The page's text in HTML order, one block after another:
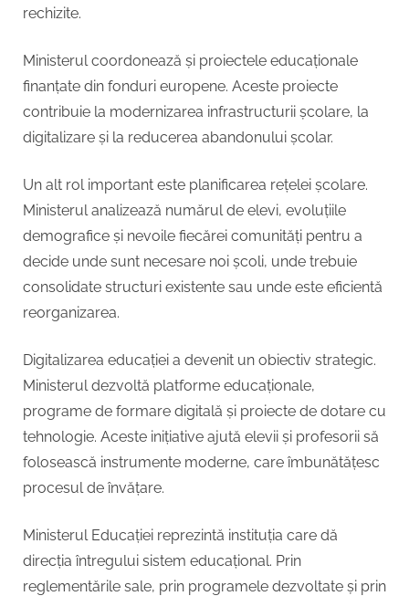
rechizite.
Ministerul coordonează și proiectele educaționale
finanțate din fonduri europene. Aceste proiecte
contribuie la modernizarea infrastructurii școlare, la
digitalizare și la reducerea abandonului școlar.
Un alt rol important este planificarea rețelei școlare.
Ministerul analizează numărul de elevi, evoluțiile
demografice și nevoile fiecărei comunități pentru a
decide unde sunt necesare noi școli, unde trebuie
consolidate structuri existente sau unde este eficientă
reorganizarea.
Digitalizarea educației a devenit un obiectiv strategic.
Ministerul dezvoltă platforme educaționale,
programe de formare digitală și proiecte de dotare cu
tehnologie. Aceste inițiative ajută elevii și profesorii să
folosească instrumente moderne, care îmbunătățesc
procesul de învățare.
Ministerul Educației reprezintă instituția care dă
direcția întregului sistem educațional. Prin
reglementările sale, prin programele dezvoltate și prin